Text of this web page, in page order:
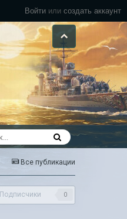
Войти или создать аккаунт
Все публикации
Подписчики 0